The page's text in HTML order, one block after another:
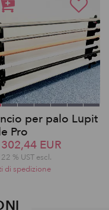
per palo Lupit
Pro
EUR
% UST escl.
di spedizione